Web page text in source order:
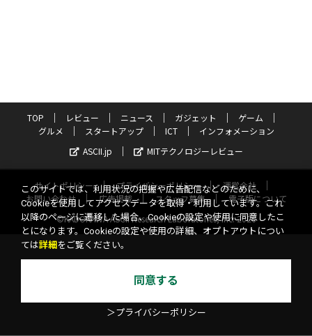
TOP レビュー ニュース ガジェット
ゲーム
グルメ
スタートアップ ICT
インフォメーション
ASCII.jp
MITテクノロジーレビュー
サイトポリシー プライバシーポリシー
運営会社
お問い合わせ
広告掲載 スタッフ募集
電子版について
©KADOKAWA ASCII Research Laboratories, Inc. 2026
このサイトでは、利用状況の把握や広告配信などのために、
Cookieを使用してアクセスデータを取得・利用しています。これ
以降のページに遷移した場合、Cookieの設定や使用に同意したこ
とになります。Cookieの設定や使用の詳細、オプトアウトについ
ては詳細 をご覧ください。
同意する
＞プライバシーポリシー